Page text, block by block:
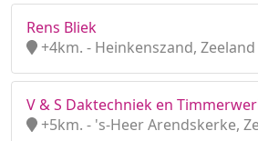
Rens Bliek
+4km. - Heinkenszand, Zeeland
V & S Daktechniek en
+5km. - 's-Heer Arendskerke,